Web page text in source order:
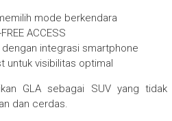
mode berkendara
ACCESS
integrasi smartphone
untuk visibilitas optimal
GLA sebagai SUV yang tidak
dan cerdas.